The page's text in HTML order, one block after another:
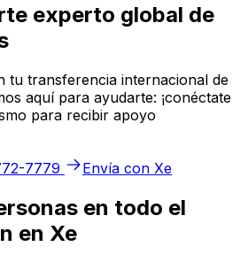
experto global de
tu transferencia internacional de
aquí para ayudarte: ¡conéctate
para recibir apoyo
7779
Envía con Xe
en todo el
en Xe